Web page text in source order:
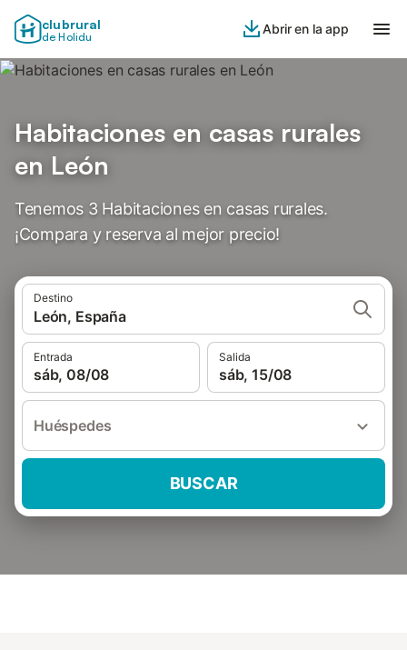
clubrural
de Holidu
Abrir en la app
Habitaciones en casas rurales
en León
Tenemos 3 Habitaciones en casas rurales.
¡Compara y reserva al mejor precio!
Destino
León, España
Entrada
sáb, 08/08
Salida
sáb, 15/08
Huéspedes
BUSCAR